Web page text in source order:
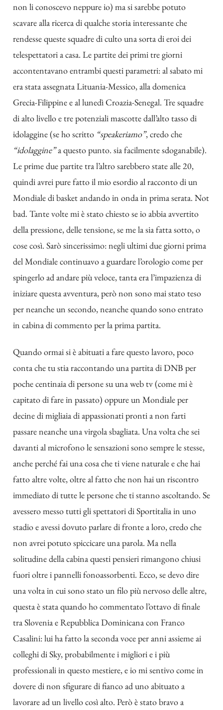
non li conoscevo neppure io) ma si sarebbe potuto
scavare alla ricerca di qualche storia interessante che
rendesse queste squadre di culto una sorta di eroi dei
telespettatori a casa. Le partite dei primi tre giorni
accontentavano entrambi questi parametri: al sabato mi
era stata assegnata Lituania-Messico, alla domenica
Grecia-Filippine e al lunedì Croazia-Senegal. Tre squadre
di alto livello e tre potenziali mascotte dall’alto tasso di
idolaggine (se ho scritto “speakeriamo”, credo che
“idolaggine”a questo punto. sia facilmente sdoganabile).
Le prime due partite tra l’altro sarebbero state alle 20,
quindi avrei pure fatto il mio esordio al racconto di un
Mondiale di basket andando in onda in prima serata. Not
bad. Tante volte mi è stato chiesto se io abbia avvertito
della pressione, delle tensione, se me la sia fatta sotto, o
cose così. Sarò sincerissimo: negli ultimi due giorni prima
del Mondiale continuavo a guardare l’orologio come per
spingerlo ad andare più veloce, tanta era l’impazienza di
iniziare questa avventura, però non sono mai stato teso
per neanche un secondo, neanche quando sono entrato
in cabina di commento per la prima partita.
Quando ormai si è abituati a fare questo lavoro, poco
conta che tu stia raccontando una partita di DNB per
poche centinaia di persone su una web tv (come mi è
capitato di fare in passato) oppure un Mondiale per
decine di migliaia di appassionati pronti a non farti
passare neanche una virgola sbagliata. Una volta che sei
davanti al microfono le sensazioni sono sempre le stesse,
anche perché fai una cosa che ti viene naturale e che hai
fatto altre volte, oltre al fatto che non hai un riscontro
immediato di tutte le persone che ti stanno ascoltando. Se
avessero messo tutti gli spettatori di Sportitalia in uno
stadio e avessi dovuto parlare di fronte a loro, credo che
non avrei potuto spiccicare una parola. Ma nella
solitudine della cabina questi pensieri rimangono chiusi
fuori oltre i pannelli fonoassorbenti. Ecco, se devo dire
una volta in cui sono stato un filo più nervoso delle altre,
questa è stata quando ho commentato l’ottavo di finale
tra Slovenia e Repubblica Dominicana con Franco
Casalini: lui ha fatto la seconda voce per anni assieme ai
colleghi di Sky, probabilmente i migliori e i più
professionali in questo mestiere, e io mi sentivo come in
dovere di non sfigurare di fianco ad uno abituato a
lavorare ad un livello così alto. Però è stato bravo a